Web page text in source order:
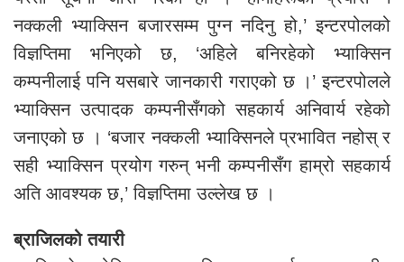
नक्कली भ्याक्सिन बजारसम्म पुग्न नदिनु हो,’ इन्टरपोलको
विज्ञप्तिमा भनिएको छ, ‘अहिले बनिरहेको भ्याक्सिन
कम्पनीलाई पनि यसबारे जानकारी गराएको छ ।’ इन्टरपोलले
भ्याक्सिन उत्पादक कम्पनीसँगको सहकार्य अनिवार्य रहेको
जनाएको छ । ‘बजार नक्कली भ्याक्सिनले प्रभावित नहोस् र
सही भ्याक्सिन प्रयोग गरुन् भनी कम्पनीसँग हाम्रो सहकार्य
अति आवश्यक छ,’ विज्ञप्तिमा उल्लेख छ ।
ब्राजिलको तयारी